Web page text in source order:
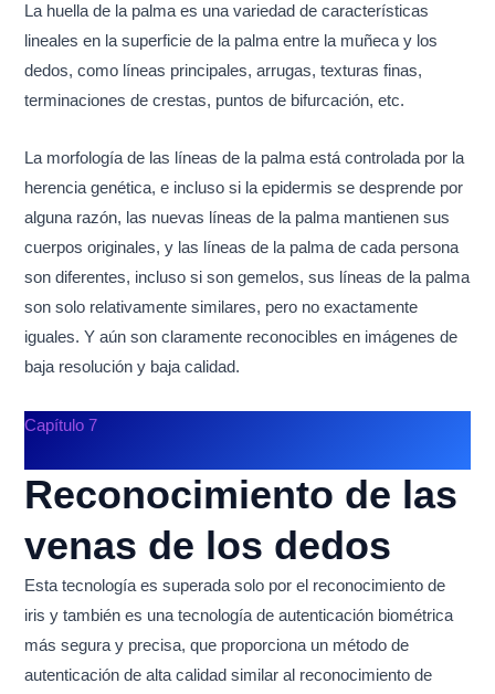
La huella de la palma es una variedad de características
lineales en la superficie de la palma entre la muñeca y los
dedos, como líneas principales, arrugas, texturas finas,
terminaciones de crestas, puntos de bifurcación, etc.
La morfología de las líneas de la palma está controlada por la
herencia genética, e incluso si la epidermis se desprende por
alguna razón, las nuevas líneas de la palma mantienen sus
cuerpos originales, y las líneas de la palma de cada persona
son diferentes, incluso si son gemelos, sus líneas de la palma
son solo relativamente similares, pero no exactamente
iguales. Y aún son claramente reconocibles en imágenes de
baja resolución y baja calidad.
Capítulo 7
Reconocimiento de las
venas de los dedos
Esta tecnología es superada solo por el reconocimiento de
iris y también es una tecnología de autenticación biométrica
más segura y precisa, que proporciona un método de
autenticación de alta calidad similar al reconocimiento de